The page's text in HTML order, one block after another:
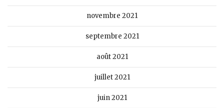
novembre 2021
septembre 2021
août 2021
juillet 2021
juin 2021